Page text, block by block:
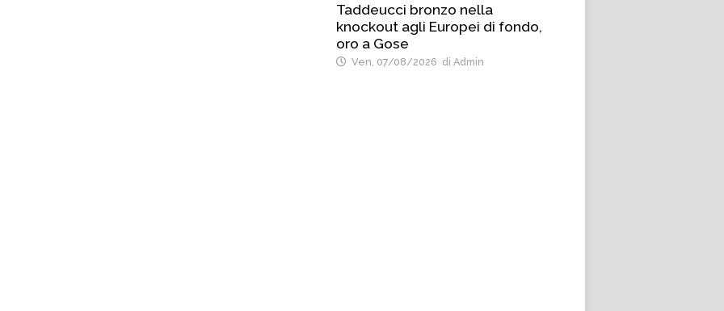
Taddeucci bronzo nella
knockout agli Europei di fondo,
oro a Gose
Ven, 07/08/2026 di Admin